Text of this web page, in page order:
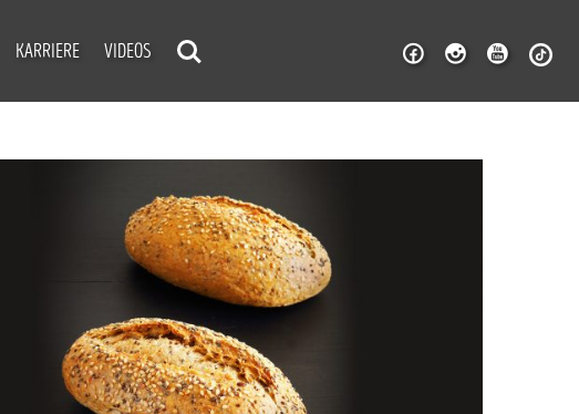
KARRIERE VIDEOS